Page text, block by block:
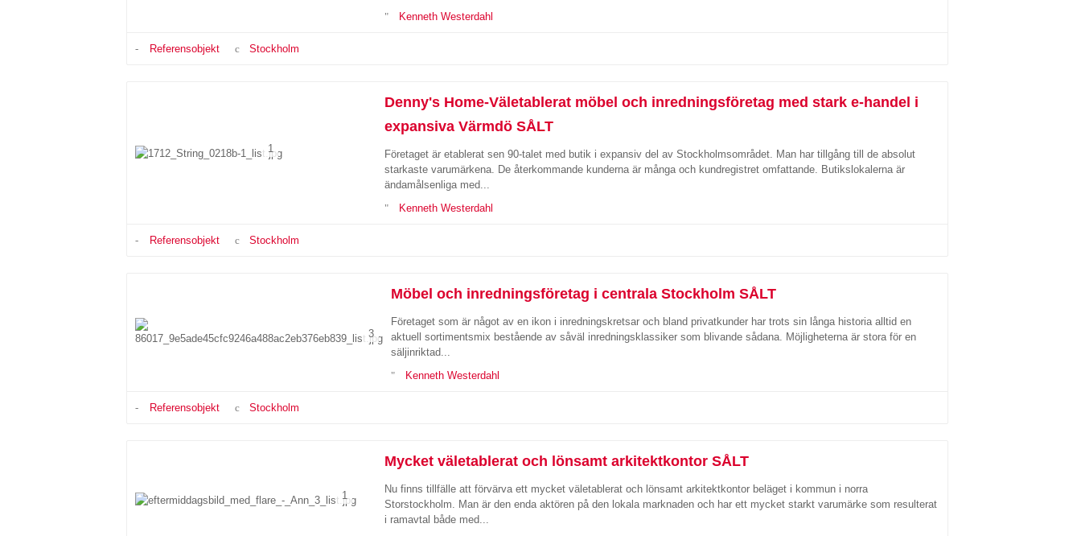
Kenneth Westerdahl
Referensobjekt Stockholm
1
Denny's Home-Väletablerat möbel och inredningsföretag med stark e-handel i
expansiva Värmdö SÅLT
Företaget är etablerat sen 90-talet med butik i expansiv del av Stockholmsområdet. Man har tillgång till de absolut
starkaste varumärkena. De återkommande kunderna är många och kundregistret omfattande. Butikslokalerna är
ändamålsenliga med...
Kenneth Westerdahl
Referensobjekt Stockholm
3
Möbel och inredningsföretag i centrala Stockholm SÅLT
Företaget som är något av en ikon i inredningskretsar och bland privatkunder har trots sin långa historia alltid en
aktuell sortimentsmix bestående av såväl inredningsklassiker som blivande sådana. Möjligheterna är stora för en
säljinriktad...
Kenneth Westerdahl
Referensobjekt Stockholm
1
Mycket väletablerat och lönsamt arkitektkontor SÅLT
Nu finns tillfälle att förvärva ett mycket väletablerat och lönsamt arkitektkontor beläget i kommun i norra
Storstockholm. Man är den enda aktören på den lokala marknaden och har ett mycket starkt varumärke som resulterat
i ramavtal både med...